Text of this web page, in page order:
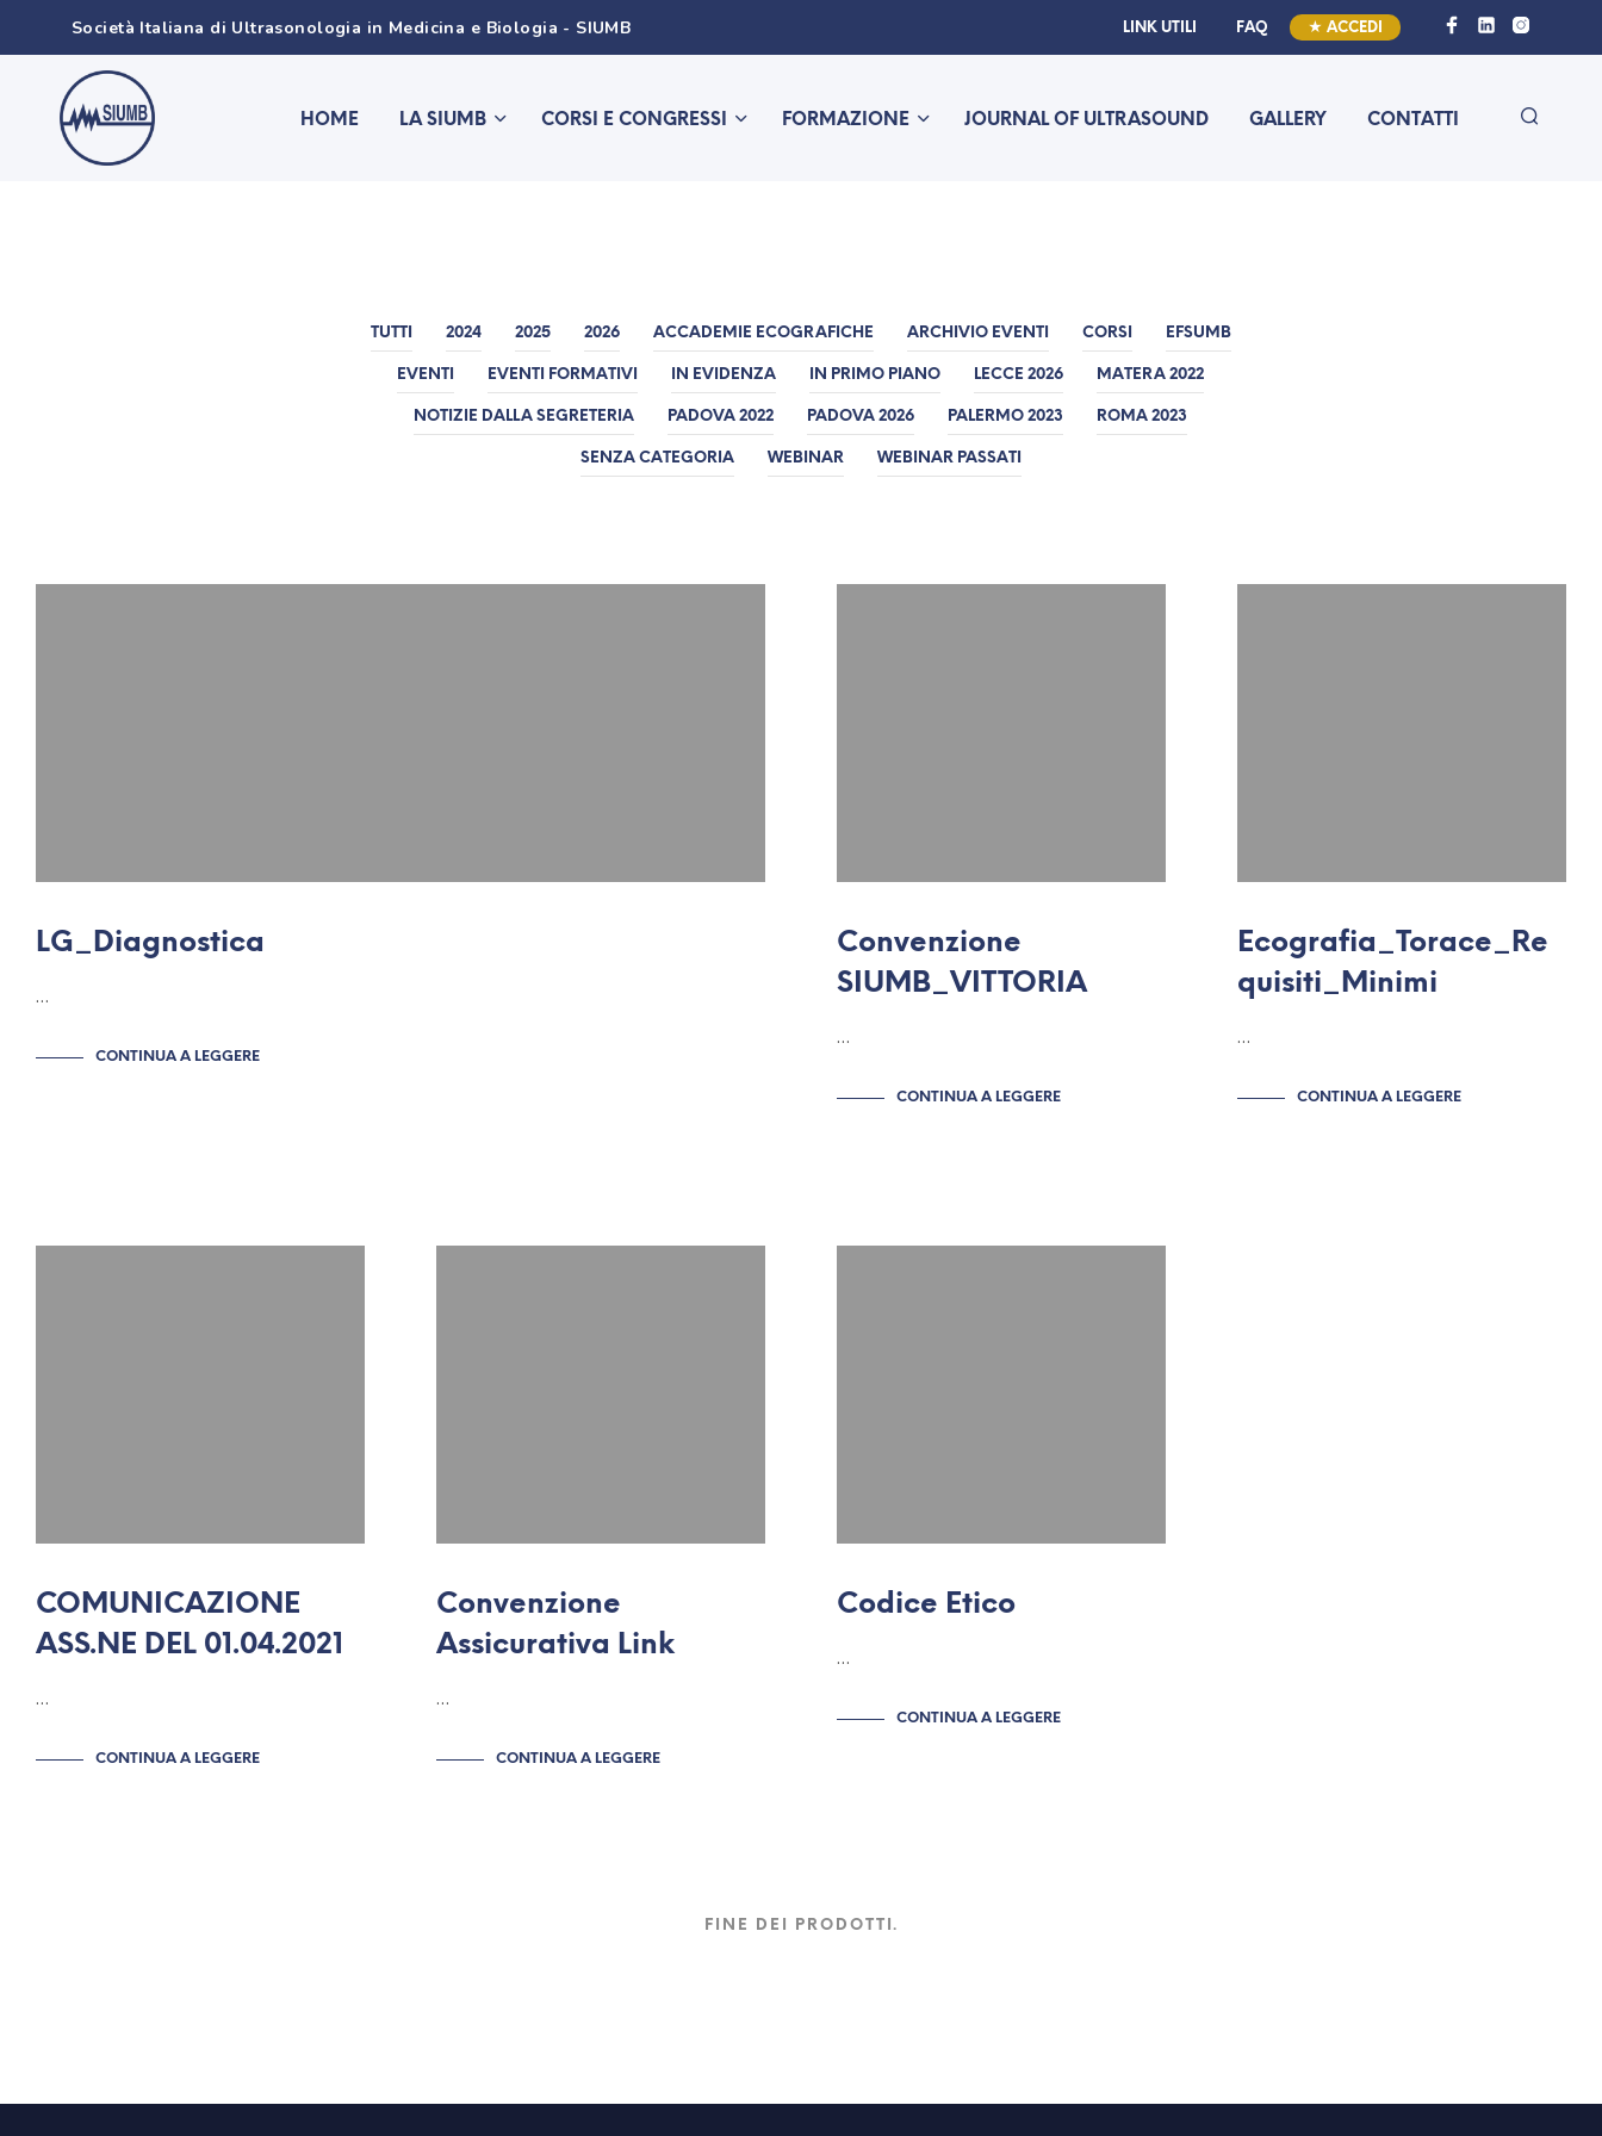
Società Italiana di Ultrasonologia in Medicina e Biologia - SIUMB LINK UTILI FAQ ★ ACCEDI
HOME LA SIUMB CORSI E CONGRESSI FORMAZIONE JOURNAL OF ULTRASOUND GALLERY CONTATTI
TUTTI 2024 2025 2026 ACCADEMIE ECOGRAFICHE ARCHIVIO EVENTI CORSI EFSUMB
EVENTI EVENTI FORMATIVI IN EVIDENZA IN PRIMO PIANO LECCE 2026 MATERA 2022
NOTIZIE DALLA SEGRETERIA PADOVA 2022 PADOVA 2026 PALERMO 2023 ROMA 2023
SENZA CATEGORIA WEBINAR WEBINAR PASSATI
LG_Diagnostica
…
CONTINUA A LEGGERE
Convenzione
SIUMB_VITTORIA
…
CONTINUA A LEGGERE
Ecografia_Torace_Re
quisiti_Minimi
…
CONTINUA A LEGGERE
COMUNICAZIONE
ASS.NE DEL 01.04.2021
…
CONTINUA A LEGGERE
Convenzione
Assicurativa Link
…
CONTINUA A LEGGERE
Codice Etico
…
CONTINUA A LEGGERE
FINE DEI PRODOTTI.